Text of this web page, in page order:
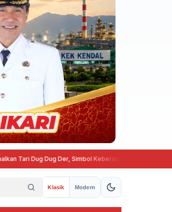
Dug Dug Der, Simbol Kebersamaan Warga Semarang
Klasik Modern